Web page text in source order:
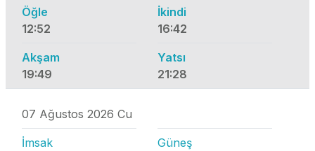
Öğle
12:52
İkindi
16:42
Akşam
19:49
Yatsı
21:28
07 Ağustos 2026 Cu
İmsak
Güneş